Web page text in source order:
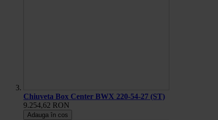
Chiuveta Box Center BWX 220-54-27 (ST)
9.254,62 RON
Adauga în cos